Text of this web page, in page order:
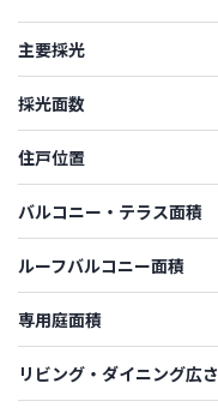
主要採光
採光面数
住戸位置
バルコニー・テラス面積
ルーフバルコニー面積
専用庭面積
リビング・ダイニング広さ